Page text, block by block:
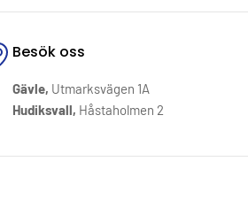
Besök oss
Gävle, Utmarksvägen 1A
Hudiksvall, Håstaholmen 2